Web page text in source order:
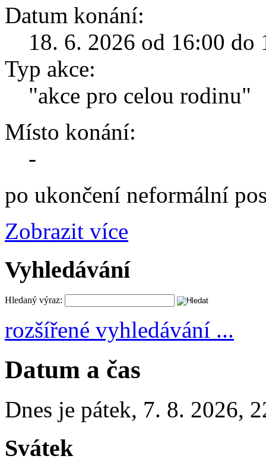
Datum konání:
18. 6. 2026 od 16:00 do
Typ akce:
"akce pro celou rodinu"
Místo konání:
-
po ukončení neformální
Zobrazit více
Vyhledávání
Hledaný výraz:
rozšířené vyhledávání ...
Datum a čas
Dnes je pátek, 7. 8. 2026,
Svátek